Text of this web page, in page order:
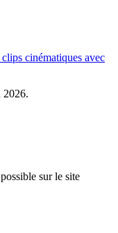
cinématiques avec
2026.
sur le site